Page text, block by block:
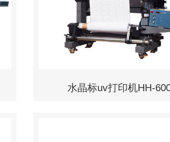
水晶标uv打印机HH-